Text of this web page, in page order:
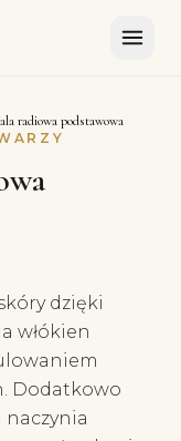
radiowa podstawowa
dzięki
włókien
Dodatkowo
naczynia